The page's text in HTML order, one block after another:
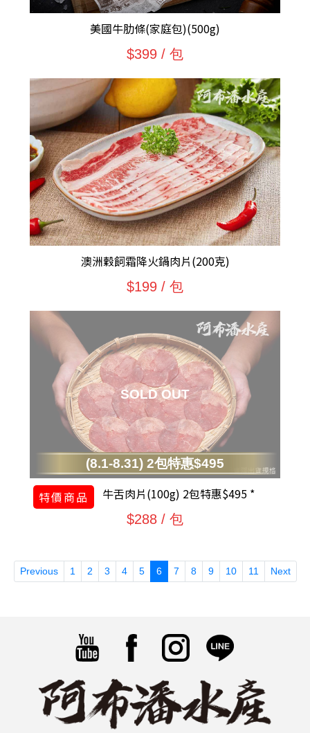
美國牛肋條(家庭包)(500g)
$399 / 包
澳洲穀飼霜降火鍋肉片(200克)
$199 / 包
(8.1-8.31) 2包特惠$495
特價商品 牛舌肉片(100g) 2包特惠$495 *
$288 / 包
Previous 1 2 3 4 5 6(current)
7 8 9 10 11 Next